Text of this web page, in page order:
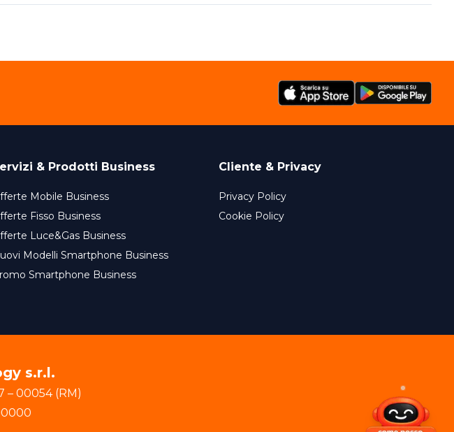
& Prodotti Business
Mobile Business
Fisso Business
Luce&Gas Business
Modelli Smartphone Business
Smartphone Business
Cliente & Privacy
Privacy Policy
Cookie Policy
s.r.l.
– 00054(RM)